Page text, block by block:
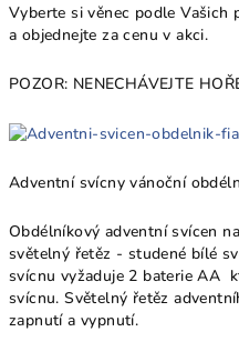
Vyberte si věnec podle Vašich
a objednejte za cenu v akci.
POZOR: NENECHÁVEJTE
Adventní svícny vánoční
Obdélníkový adventní svícen
světelný řetěz - studené bílé
svícnu vyžaduje 2 baterie AA
svícnu. Světelný řetěz
zapnutí a vypnutí.